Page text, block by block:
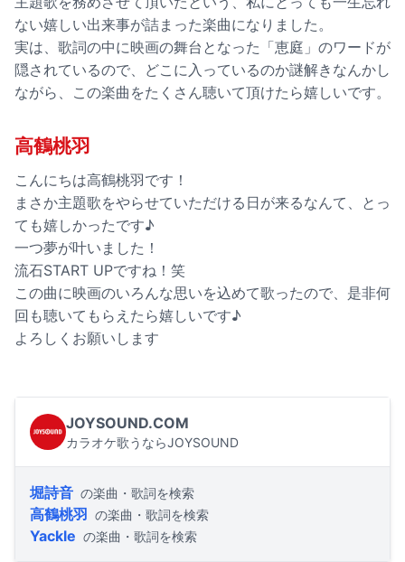
ない嬉しい出来事が詰まった楽曲になりました。
実は、歌詞の中に映画の舞台となった「恵庭」のワードが
隠されているので、どこに入っているのか謎解きなんかし
ながら、この楽曲をたくさん聴いて頂けたら嬉しいです。
高鶴桃羽
こんにちは高鶴桃羽です！
まさか主題歌をやらせていただける日が来るなんて、とっ
ても嬉しかったです♪
一つ夢が叶いました！
流石START UPですね！笑
この曲に映画のいろんな思いを込めて歌ったので、是非何
回も聴いてもらえたら嬉しいです♪
よろしくお願いします
JOYSOUND.COM
カラオケ歌うならJOYSOUND
堀詩音 の楽曲・歌詞を検索
高鶴桃羽 の楽曲・歌詞を検索
Yackle の楽曲・歌詞を検索